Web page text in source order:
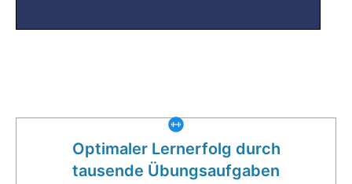
Optimaler Lernerfolg durch
tausende Übungsaufgaben